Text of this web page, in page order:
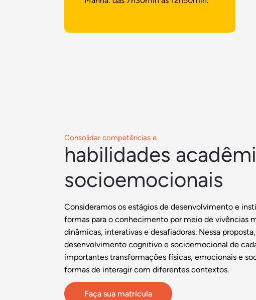
Consolidar competências e
habilidades
socioemocionais
Consideramos os estágios de desenvolvimento e
formas para o conhecimento por meio de vivências
dinâmicas, interativas e desafiadoras. Nessa
desenvolvimento cognitivo e socioemocional de
importantes transformações físicas, emocionais e
formas de interagir com diferentes contextos.
Faça sua matrícula